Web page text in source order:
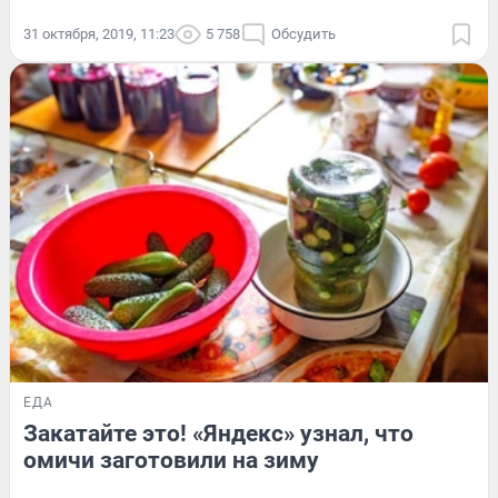
31 октября, 2019, 11:23 5 758 Обсудить
ЕДА
Закатайте это! «Яндекс» узнал, что
омичи заготовили на зиму